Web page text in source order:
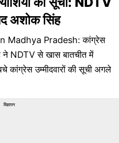
अशोक सिंह
Madhya Pradesh: कांग्रेस
ने NDTV से खास बातचीत में
कांग्रेस उम्मीदवारों की सूची अगले
विज्ञापन